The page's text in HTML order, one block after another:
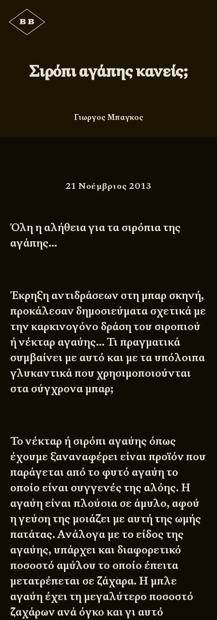
Σιρόπι αγάπης κανείς;
Γιωργος Μπαγκος
21 Νοέμβριος 2013
Όλη η αλήθεια για τα σιρόπια της
αγάπης…
Έκρηξη αντιδράσεων στη μπαρ σκηνή,
προκάλεσαν δημοσιεύματα σχετικά με
την καρκινογόνο δράση του σιροπιού
ή νέκταρ αγαύης… Τι πραγματικά
συμβαίνει με αυτό και με τα υπόλοιπα
γλυκαντικά που χρησιμοποιούνται
στα σύγχρονα μπαρ;
Το νέκταρ ή σιρόπι αγαύης όπως
έχουμε ξαναναφέρει είναι προϊόν που
παράγεται από το φυτό αγαύη το
οποίο είναι συγγενές της αλόης. Η
αγαύη είναι πλούσια σε άμυλο, αφού
η γεύση της μοιάζει με αυτή της ωμής
πατάτας. Ανάλογα με το είδος της
αγαύης, υπάρχει και διαφορετικό
ποσοστό αμύλου το οποίο έπειτα
μετατρέπεται σε ζάχαρα. Η μπλε
αγαύη έχει τη μεγαλύτερο ποσοστό
ζαχάρων ανά όγκο και γι αυτό